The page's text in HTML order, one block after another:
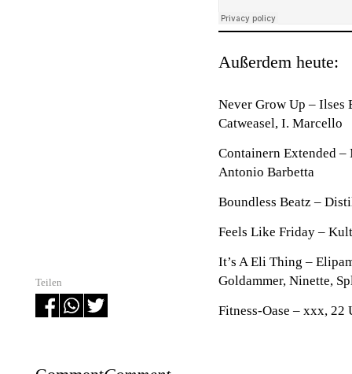
Teilen
Außerdem heute:
Never Grow Up – Ilses
Catweasel, I. Marcello
Containern Extended –
Antonio Barbetta
Boundless Beatz –
Feels Like Friday –
It’s A Eli Thing –
Goldammer, Ninette,
Fitness-Oase – xxx, 22